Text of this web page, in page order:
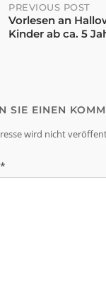
PREVIOUS POST
Vorlesen an
Kinder ab ca. 5
SIE EINEN
wird nicht
*